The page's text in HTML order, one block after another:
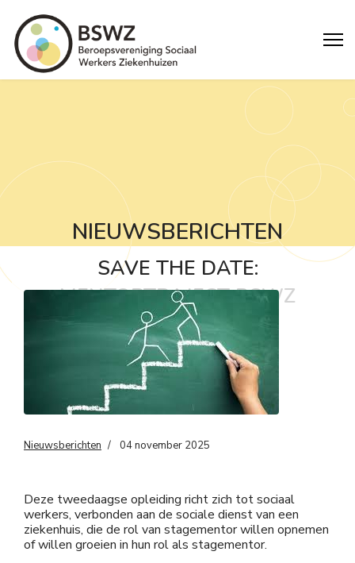
NIEUWSBERICHTEN
SAVE THE DATE:
MENTORTRAJECT BSWZ
2026
Nieuwsberichten 04 november 2025
Deze tweedaagse opleiding richt zich tot sociaal
werkers, verbonden aan de sociale dienst van een
ziekenhuis, die de rol van stagementor willen opnemen
of willen groeien in hun rol als stagementor.